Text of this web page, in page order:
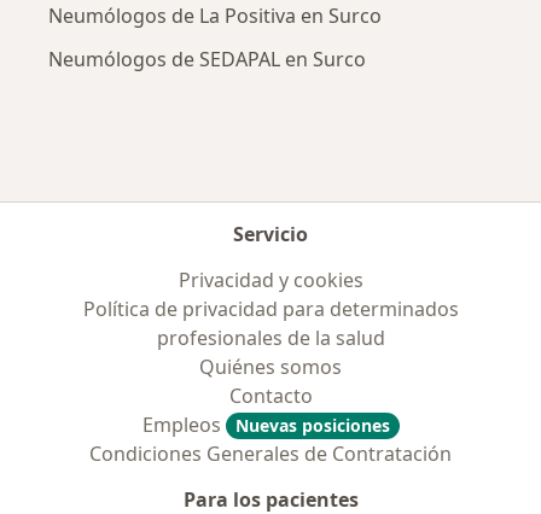
Neumólogos de La Positiva en Surco
Neumólogos de SEDAPAL en Surco
Servicio
Privacidad y cookies
Política de privacidad para determinados
profesionales de la salud
Quiénes somos
Contacto
Empleos
Nuevas posiciones
Condiciones Generales de Contratación
Para los pacientes